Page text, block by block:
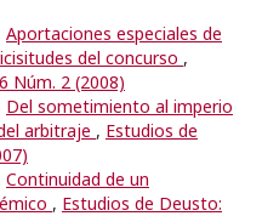
Aportaciones especiales de
del concurso ,
Núm. 2 (2008)
Del sometimiento al imperio
arbitraje , Estudios de
Continuidad de un
, Estudios de Deusto: